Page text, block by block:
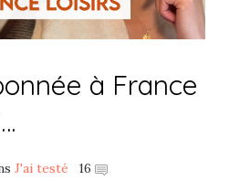
à France
J'ai testé 16